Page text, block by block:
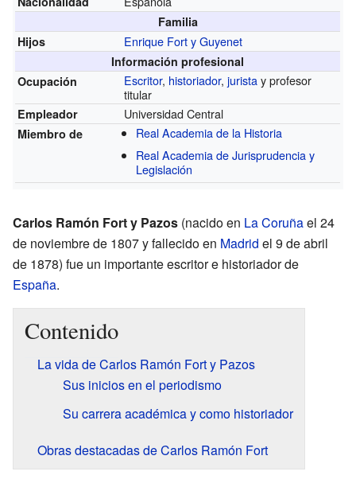
Familia
Hijos
Enrique Fort y Guyenet
Información profesional
Ocupación
Escritor, historiador,juristay profesor
titular
Empleador Universidad Central
Miembro de
Real Academia de la Historia
Real Academia de Jurisprudencia y
Legislación
Carlos Ramón Fort y Pazos (nacido en La Coruñael 24
de noviembre de 1807 y fallecido en Madrid el 9 de abril
de 1878) fue un importante escritor e historiador de
España.
Contenido
La vida de Carlos Ramón Fort y Pazos
Sus inicios en el periodismo
Su carrera académica y como historiador
Obras destacadas de Carlos Ramón Fort